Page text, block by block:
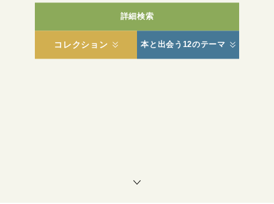
詳細検索
コレクション 本と出会う12のテーマ